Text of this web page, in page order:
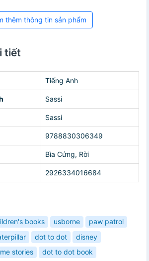
thêm thông tin sản phẩm
tiết
Tiếng Anh
Sassi
Sassi
9788830306349
Bìa Cứng, Rời
2926334016684
books usborne
paw patrol
dot to dot
disney
stories
dot to dot book